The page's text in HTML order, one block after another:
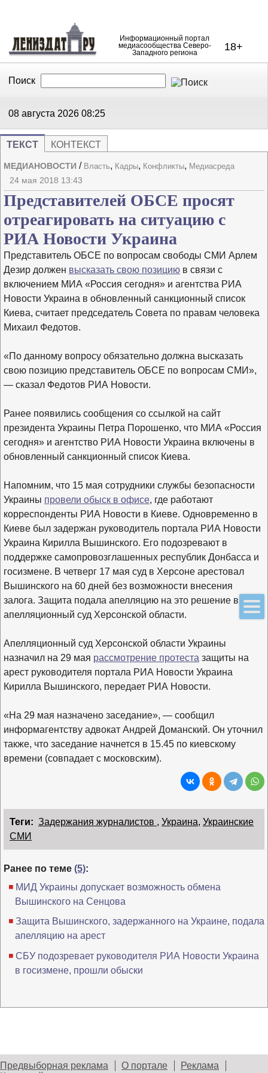
Информационный портал
медиасообщества Северо-
Западного региона
18+
Поиск
08 августа 2026 08:25
ТЕКСТ КОНТЕКСТ
МЕДИАНОВОСТИ / Власть, Кадры, Конфликты, Медиасреда
24 мая 2018 13:43
Представителей ОБСЕ просят
отреагировать на ситуацию с
РИА Новости Украина
Представитель ОБСЕ по вопросам свободы СМИ Арлем
Дезир должен высказать свою позицию в связи с
включением МИА «Россия сегодня» и агентства РИА
Новости Украина в обновленный санкционный список
Киева, считает председатель Совета по правам человека
Михаил Федотов.
«По данному вопросу обязательно должна высказать
свою позицию представитель ОБСЕ по вопросам СМИ»,
— сказал Федотов РИА Новости.
Ранее появились сообщения со ссылкой на сайт
президента Украины Петра Порошенко, что МИА «Россия
сегодня» и агентство РИА Новости Украина включены в
обновленный санкционный список Киева.
Напомним, что 15 мая сотрудники службы безопасности
Украины провели обыск в офисе, где работают
корреспонденты РИА Новости в Киеве. Одновременно в
Киеве был задержан руководитель портала РИА Новости
Украина Кирилла Вышинского. Его подозревают в
поддержке самопровозглашенных республик Донбасса и
госизмене. В четверг 17 мая суд в Херсоне арестовал
Вышинского на 60 дней без возможности внесения
залога. Защита подала апелляцию на это решение в
апелляционный суд Херсонской области.
Апелляционный суд Херсонской области Украины
назначил на 29 мая рассмотрение протеста защиты на
арест руководителя портала РИА Новости Украина
Кирилла Вышинского, передает РИА Новости.
«На 29 мая назначено заседание», — сообщил
информагентству адвокат Андрей Доманский. Он уточнил
также, что заседание начнется в 15.45 по киевскому
времени (совпадает с московским).
Теги: Задержания журналистов , Украина, Украинские
СМИ
Ранее по теме (5):
МИД Украины допускает возможность обмена
Вышинского на Сенцова
Защита Вышинского, задержанного на Украине, подала
апелляцию на арест
СБУ подозревает руководителя РИА Новости Украина
в госизмене, прошли обыски
Предвыборная реклама О портале
Реклама